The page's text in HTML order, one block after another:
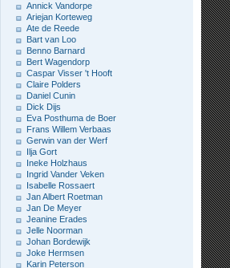
Annick Vandorpe
Ariejan Korteweg
Ate de Reede
Bart van Loo
Benno Barnard
Bert Wagendorp
Caspar Visser 't Hooft
Claire Polders
Daniel Cunin
Dick Dijs
Eva Posthuma de Boer
Frans Willem Verbaas
Gerwin van der Werf
Ilja Gort
Ineke Holzhaus
Ingrid Vander Veken
Isabelle Rossaert
Jan Albert Roetman
Jan De Meyer
Jeanine Erades
Jelle Noorman
Johan Bordewijk
Joke Hermsen
Karin Peterson